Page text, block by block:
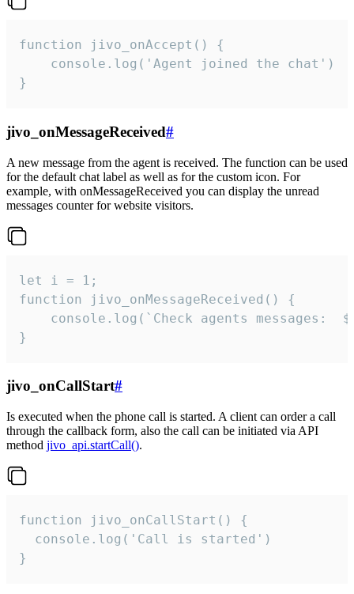
function jivo_onAccept() {
}
jivo_onMessageReceived#
A new message from the agent is received. The function can be used
for the default chat label as well as for the custom icon. For
example, with onMessageReceived you can display the unread
messages counter for website visitors.
let i = 1;
function jivo_onMessageReceived() {
}
jivo_onCallStart#
Is executed when the phone call is started. A client can order a call
through the callback form, also the call can be initiated via API
method jivo_api.startCall().
function jivo_onCallStart() {
  console.log('Call is started')
}